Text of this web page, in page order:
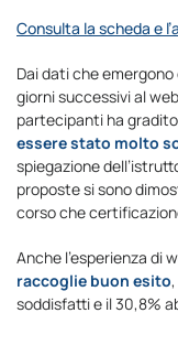
Consulta la scheda e
Dai dati che
giorni successivi al
partecipanti ha
essere stato molto
spiegazione
proposte si sono
corso che
Anche l’esperienza di
raccoglie buon esito
soddisfatti e il 30,8%